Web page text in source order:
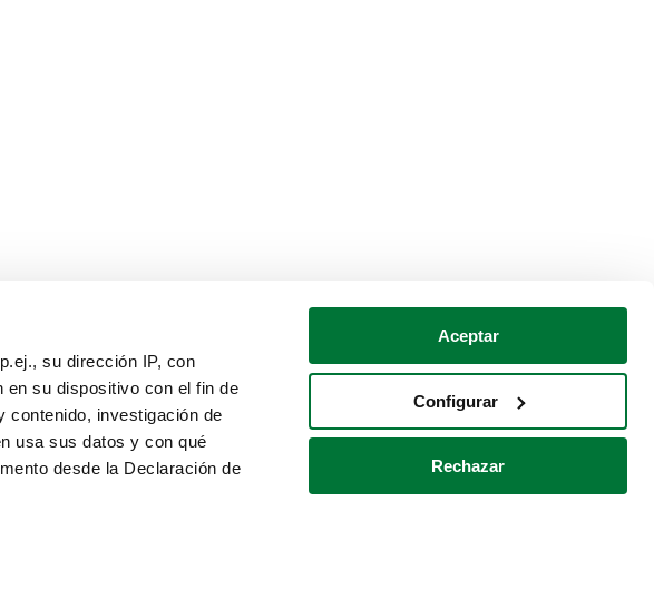
su dirección IP, con
su dispositivo con el fin de
contenido, investigación de
usa sus datos y con qué
desde la Declaración de
Aceptar
Configurar
Rechazar